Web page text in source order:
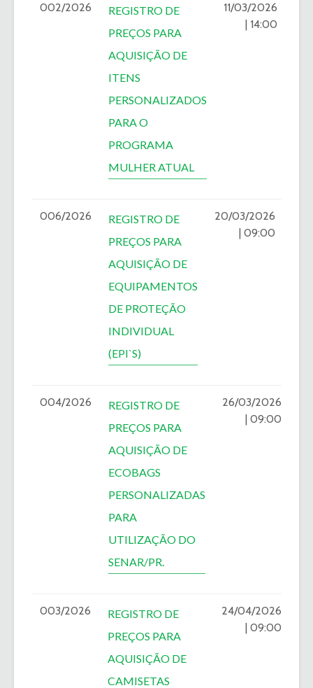
002/2026
REGISTRO DE
PREÇOS PARA
AQUISIÇÃO DE
ITENS
PERSONALIZADOS
PARA O
PROGRAMA
MULHER ATUAL
11/03/2026
| 14:00
006/2026
REGISTRO DE
PREÇOS PARA
AQUISIÇÃO DE
EQUIPAMENTOS
DE PROTEÇÃO
INDIVIDUAL
(EPI`S)
20/03/2026
| 09:00
004/2026
REGISTRO DE
PREÇOS PARA
AQUISIÇÃO DE
ECOBAGS
PERSONALIZADAS
PARA
UTILIZAÇÃO DO
SENAR/PR.
26/03/2026
| 09:00
003/2026
REGISTRO DE
PREÇOS PARA
AQUISIÇÃO DE
CAMISETAS
24/04/2026
| 09:00